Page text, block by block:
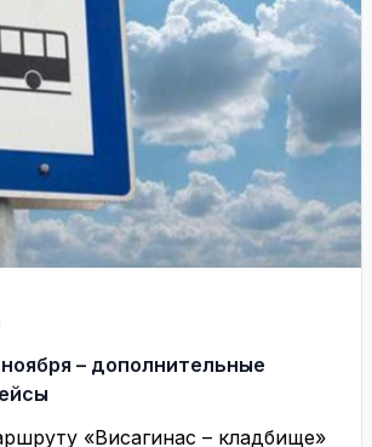
ноября – дополнительные
«Висагинас – кладбище»